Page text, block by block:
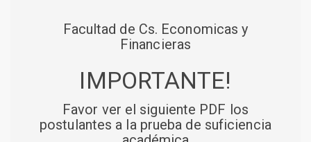
Facultad de Cs. Economicas y
Financieras
IMPORTANTE!
Favor ver el siguiente PDF los
postulantes a la prueba de suficiencia